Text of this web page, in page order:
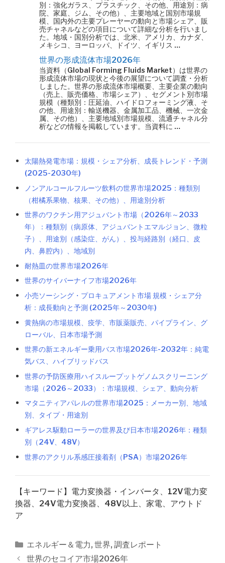
別：強化ガラス、プラスチック、その他、用途別：病
院、家庭、ジム、その他）、主要地域と国別市場規
模、国内外の主要プレーヤーの動向と市場シェア、販
売チャネルなどの項目について詳細な分析を行いまし
た。地域・国別分析では、北米、アメリカ、カナダ、
メキシコ、ヨーロッパ、ドイツ、イギリス …
世界の形成流体市場2026年
当資料（Global Forming Fluids Market）は世界の
形成流体市場の現状と今後の展望について調査・分析
しました。世界の形成流体市場概要、主要企業の動向
（売上、販売価格、市場シェア）、セグメント別市場
規模（種類別：圧延油、ハイドロフォーミング液、そ
の他、用途別：輸送機器、金属加工品、機械、一次金
属、その他）、主要地域別市場規模、流通チャネル分
析などの情報を掲載しています。当資料に …
太陽熱発電市場：規模・シェア分析、成長トレンド・予測
(2025-2030年)
ノンアルコールフルーツ飲料の世界市場2025：種類別
（柑橘系果物、核果、その他）、用途別分析
世界のワクチン用アジュバント市場（2026年～2033
年）：種類別（病原体、アジュバントエマルジョン、微粒
子）、用途別（感染症、がん）、投与経路別（経口、皮
内、鼻腔内）、地域別
耐熱皿の世界市場2026年
世界のサイバーナイフ市場2026年
小売ソーシング・プロキュアメント市場 規模・シェア分
析：成長動向と予測 (2025年～2030年)
黄熱病の市場規模、疫学、市販薬販売、パイプライン、グ
ローバル、日本市場予測
世界の新エネルギー乗用バス市場2026年-2032年：純電
気バス、ハイブリッドバス
世界の予防医療用ハイスループットゲノムスクリーニング
市場（2026～2033）：市場規模、シェア、動向分析
マタニティアパレルの世界市場2025：メーカー別、地域
別、タイプ・用途別
ギアレス駆動ローラーの世界及び日本市場2026年：種類
別（24V、48V）
世界のアクリル系感圧接着剤（PSA）市場2026年
【キーワード】電力変換器・インバータ、12V電力変
換器、24V電力変換器、48V以上、家電、アウトド
ア
カ
テ
エネルギー＆電力, 世界, 調査レポート
投
世界のセコイア市場2026年